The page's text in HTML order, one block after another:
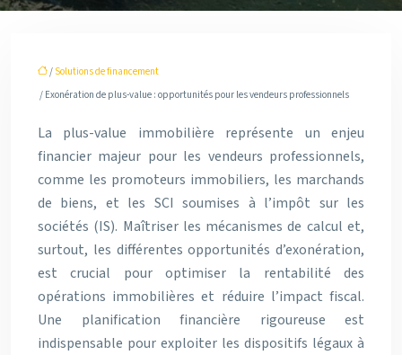
/ Solutions de financement
/ Exonération de plus-value : opportunités pour les vendeurs professionnels
La plus-value immobilière représente un enjeu
financier majeur pour les vendeurs professionnels,
comme les promoteurs immobiliers, les marchands
de biens, et les SCI soumises à l’impôt sur les
sociétés (IS). Maîtriser les mécanismes de calcul et,
surtout, les différentes opportunités d’exonération,
est crucial pour optimiser la rentabilité des
opérations immobilières et réduire l’impact fiscal.
Une planification financière rigoureuse est
indispensable pour exploiter les dispositifs légaux à